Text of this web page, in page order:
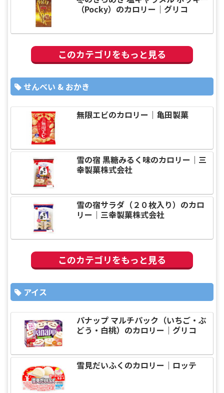
（Pocky）のカロリー｜グリコ
このカテゴリをもっと見る
せんべい & おかき
無限エビのカロリー｜亀田製菓
雪の宿 黒糖みるく味のカロリー｜三
幸製菓株式会社
雪の宿サラダ（２０枚入り）のカロ
リー｜三幸製菓株式会社
このカテゴリをもっと見る
アイス
パナップ マルチパック（いちご・ぶ
どう・白桃）のカロリー｜グリコ
雪見だいふくのカロリー｜ロッテ